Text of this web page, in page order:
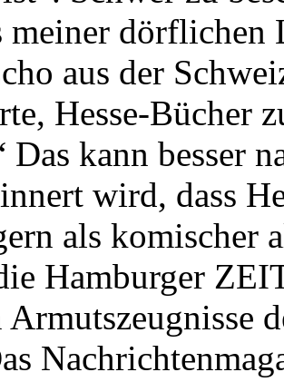
meiner dörflichen
aus der
Hesse-Bücher
Das kann besser
wird, dass
als komischer
Hamburger